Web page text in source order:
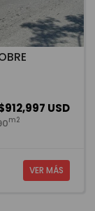
USD
m2
VER MÁS